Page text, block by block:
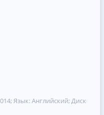
Язык: Английский; Диск